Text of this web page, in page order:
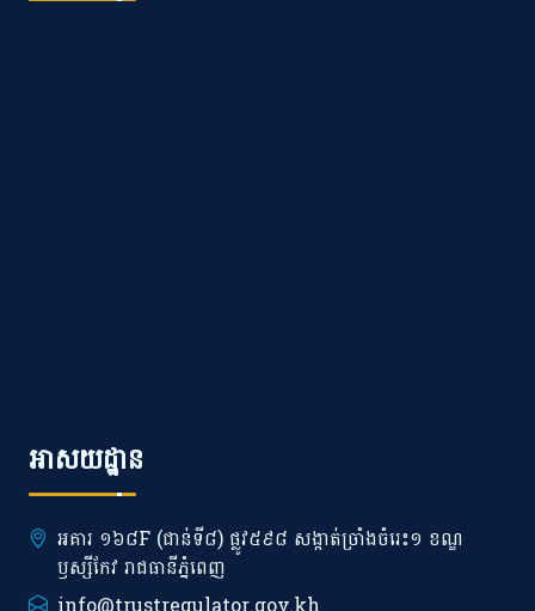
អាសយដ្ឋាន
អគារ ១៦៨F (ជាន់ទី៨) ផ្លូវ៥៩៨ សង្កាត់ច្រាំងចំរេះ១ ខណ្ឌ
ឫស្សីកែវ រាជធានីភ្នំពេញ